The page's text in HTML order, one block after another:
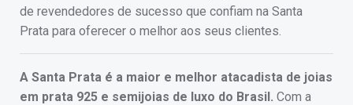
de revendedores de sucesso que confiam na Santa
Prata para oferecer o melhor aos seus clientes.
A Santa Prata é a maior e melhor atacadista de joias
em prata 925 e semijoias de luxo do Brasil. Com a